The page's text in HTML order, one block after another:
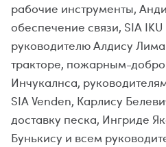
рабочие инструменты,
обеспечение связи, SIA
руководителю Алдису
тракторе, пожарным-
Инчукалнса,
SIA Venden, Карлису
доставку песка, Ингриде
Бунькису и всем